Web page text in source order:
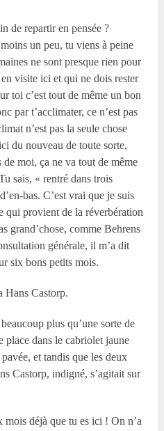
de repartir en pensée ?
un peu, tu viens à peine
ne sont presque rien pour
visite ici et qui ne dois rester
toi c’est tout de même un bon
par t’acclimater, ce n’est pas
n’est pas la seule chose
du nouveau de toute sorte,
moi, ça ne va tout de même
sais, « rentré dans trois
bas. C’est vrai que je suis
qui provient de la réverbération
grand’chose, comme Behrens
générale, il m’a dit
six bons petits mois.
Hans Castorp.
plus qu’une sorte de
place dans le cabriolet jaune
et tandis que les deux
Castorp, indigné, s’agitait sur
déjà que tu es ici ! On n’a